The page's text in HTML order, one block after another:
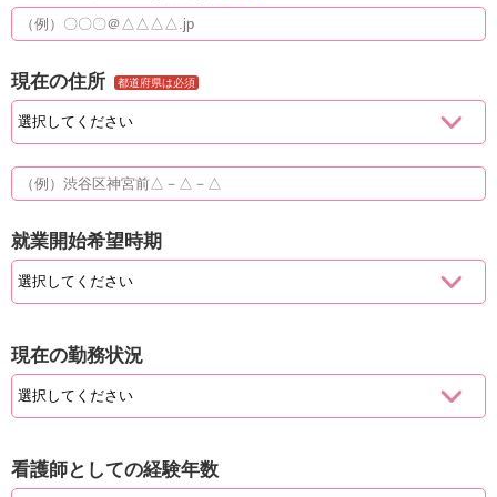
現在の住所 都道府県は必須
就業開始希望時期
現在の勤務状況
看護師としての経験年数